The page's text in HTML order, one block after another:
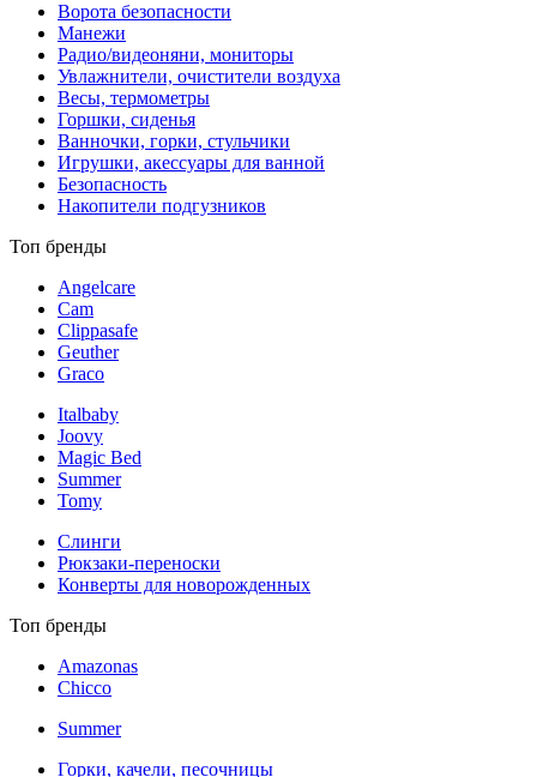
Ворота безопасности
Манежи
Радио/видеоняни, мониторы
Увлажнители, очистители воздуха
Весы, термометры
Горшки, сиденья
Ванночки, горки, стульчики
Игрушки, акессуары для ванной
Безопасность
Накопители подгузников
Топ бренды
Angelcare
Cam
Clippasafe
Geuther
Graco
Italbaby
Joovy
Magic Bed
Summer
Tomy
Слинги
Рюкзаки-переноски
Конверты для новорожденных
Топ бренды
Amazonas
Chicco
Summer
Горки, качели, песочницы